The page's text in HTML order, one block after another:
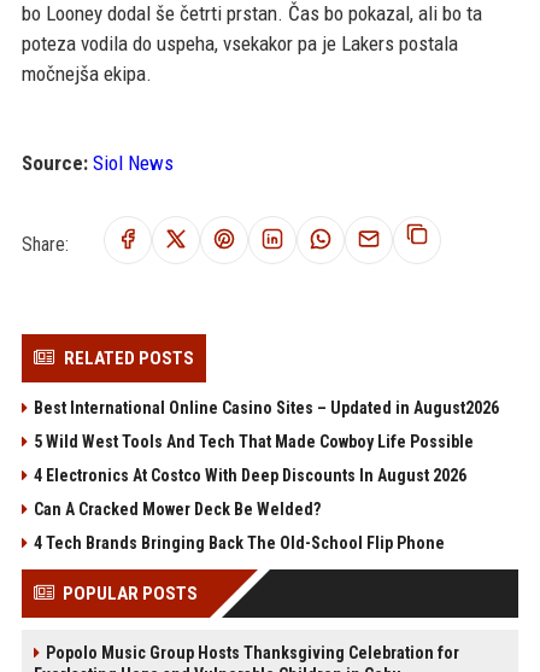
bo Looney dodal še četrti prstan. Čas bo pokazal, ali bo ta
poteza vodila do uspeha, vsekakor pa je Lakers postala
močnejša ekipa.
Source: Siol News
Share:
RELATED POSTS
Best International Online Casino Sites – Updated in August2026
5 Wild West Tools And Tech That Made Cowboy Life Possible
4 Electronics At Costco With Deep Discounts In August 2026
Can A Cracked Mower Deck Be Welded?
4 Tech Brands Bringing Back The Old-School Flip Phone
POPULAR POSTS
Popolo Music Group Hosts Thanksgiving Celebration for